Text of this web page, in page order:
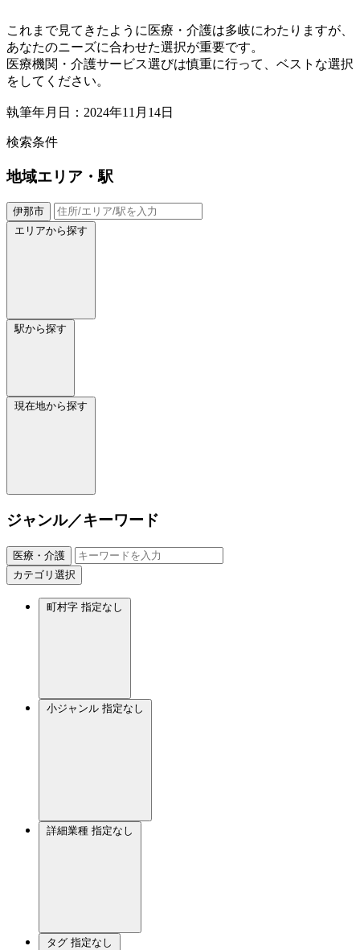
これまで見てきたように医療・介護は多岐にわたりますが、
あなたのニーズに合わせた選択が重要です。
医療機関・介護サービス選びは慎重に行って、ベストな選択
をしてください。
執筆年月日：2024年11月14日
検索条件
地域エリア・駅
伊那市
エリアから探す
駅から探す
現在地から探す
ジャンル／キーワード
医療・介護
カテゴリ選択
町村字 指定なし
小ジャンル 指定なし
詳細業種 指定なし
タグ 指定なし